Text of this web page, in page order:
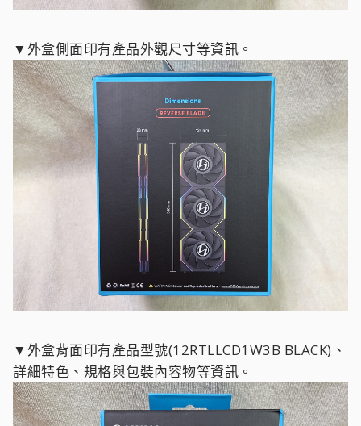
▼外盒側面印有產品外觀尺寸等資訊。
▼外盒背面印有產品型號(12RTLLCD1W3B BLACK)、
詳細特色、規格與包裝內容物等資訊。